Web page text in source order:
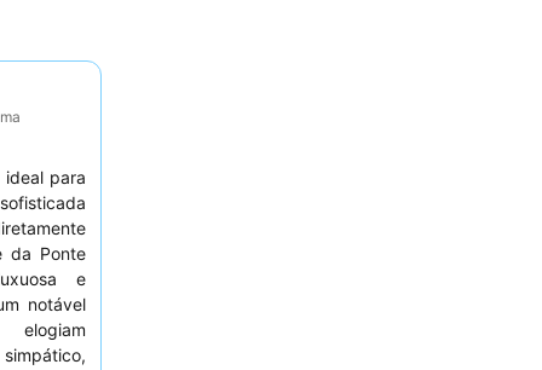
ideal para
da Ponte
e
notável